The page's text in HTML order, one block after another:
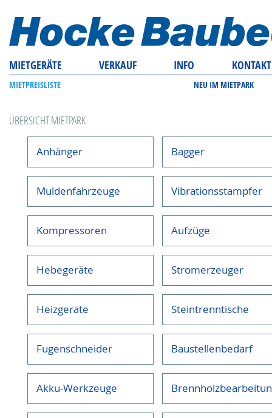
MIETGERÄTE VERKAUF INFO KONTAKT
MIETPREISLISTE NEU IM MIETPARK
ÜBERSICHT MIETPARK
Anhänger Bagger
Muldenfahrzeuge Vibrationsstampfer
Kompressoren Aufzüge
Hebegeräte Stromerzeuger
Heizgeräte Steintrenntische
Fugenschneider Baustellenbedarf
Akku-Werkzeuge